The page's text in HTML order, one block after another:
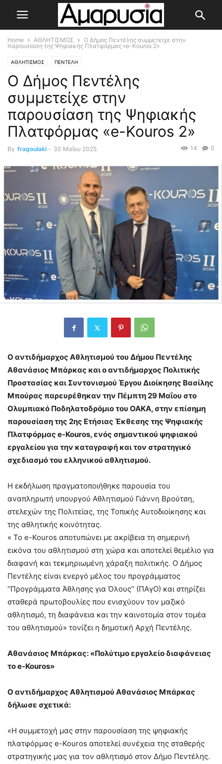
Home ΑΘΛΗΤΙΣΜΟΣ
Ο Δήμος Πεντέλης συμμετείχε στην
παρουσίαση της Ψηφιακής Πλατφόρμας «e-Kouros 2»
ΑΘΛΗΤΙΣΜΟΣ ΠΕΝΤΕΛΗ
Ο Δήμος Πεντέλης
συμμετείχε στην
παρουσίαση της Ψηφιακής
Πλατφόρμας «e-Kouros 2»
By fragoulaki - 30 Μαΐου 2025 0
14
Ο αντιδήμαρχος Αθλητισμού του Δήμου Πεντέλης
Αθανάσιος Μπάρκας και ο αντιδήμαρχος Πολιτικής
Προστασίας και Συντονισμού Έργου Διοίκησης Βασίλης
Μπούρας παρευρέθηκαν την Πέμπτη 29 Μαΐου στο
Ολυμπιακό Ποδηλατοδρόμιο του ΟΑΚΑ, στην επίσημη
παρουσίαση της 2ης Ετήσιας Έκθεσης της Ψηφιακής
Πλατφόρμας e-Kouros, ενός σημαντικού ψηφιακού
εργαλείου για την καταγραφή και τον στρατηγικό
σχεδιασμό του ελληνικού αθλητισμού.
Η εκδήλωση πραγματοποιήθηκε παρουσία του
αναπληρωτή υπουργού Αθλητισμού Γιάννη Βρούτση,
στελεχών της Πολιτείας, της Τοπικής Αυτοδιοίκησης και
της αθλητικής κοινότητας.
« Το e-Kouros αποτυπώνει με ακρίβεια τη σημερινή
εικόνα του αθλητισμού στη χώρα και αποτελεί θεμέλιο για
διαφανή και τεκμηριωμένη χάραξη πολιτικής. Ο Δήμος
Πεντέλης είναι ενεργό μέλος του προγράμματος
‘’Προγράμματα Άθλησης για Όλους’’ (ΠΑγΟ) και στηρίζει
σταθερά πρωτοβουλίες που ενισχύουν τον μαζικό
αθλητισμό, τη διαφάνεια και την καινοτομία στον τομέα
του αθλητισμού» τονίζει η δημοτική Αρχή Πεντέλης.
Αθανάσιος Μπάρκας: «Πολύτιμο εργαλείο διαφάνειας
το e-Kouros»
Ο αντιδήμαρχος Αθλητισμού Αθανάσιος Μπάρκας
δήλωσε σχετικά:
«Η συμμετοχή μας στην παρουσίαση της ψηφιακής
πλατφόρμας e-Kouros αποτελεί συνέχεια της σταθερής
στρατηγικής μας για τον αθλητισμό στον Δήμο Πεντέλης.